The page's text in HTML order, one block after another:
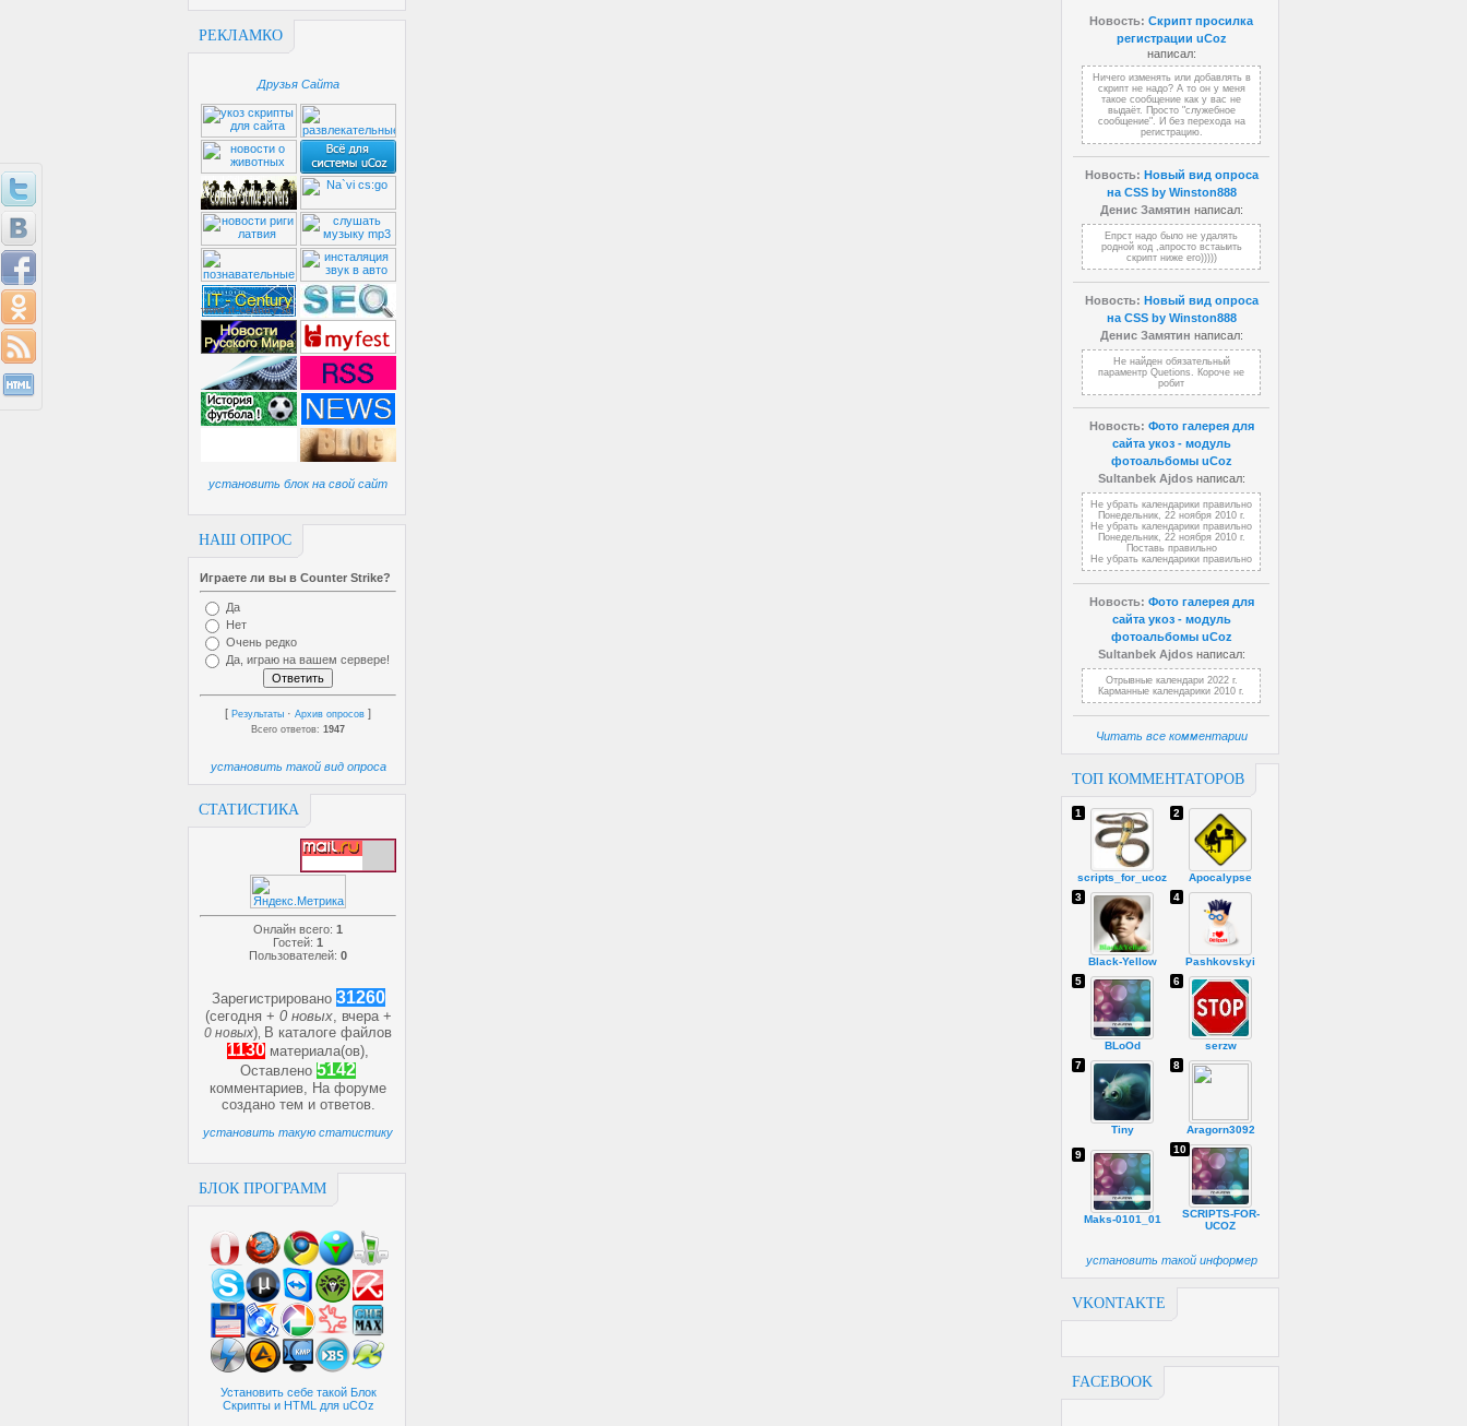
РЕКЛАМКО
Друзья Сайта
установить блок на свой сайт
НАШ ОПРОС
Играете ли вы в Counter Strike?
Да
Нет
Очень редко
Да, играю на вашем сервере!
[ Результаты · Архив опросов ]
Всего ответов: 1947
установить такой вид опроса
СТАТИСТИКА
Онлайн всего: 1
Гостей: 1
Пользователей: 0
Зарегистрировано 31260
(сегодня + 0 новых, вчера +
0 новых) В каталоге файлов
1130 материала(ов),
Оставлено 5142
комментариев, На форуме
создано тем и ответов.
установить такую статистику
БЛОК ПРОГРАММ
Установить себе такой Блок
Скрипты и HTML для uCOz
Новость: Скрипт просилка
регистрации uCoz
написал:
Ничего изменять или добавлять в
скрипт не надо? А то он у меня
такое сообщение как у вас не
выдаёт. Просто "служебное
сообщение". И без перехода на
регистрацию.
Новость: Новый вид опроса
на CSS by Winston888
Денис Замятин написал:
Епрст надо было не удалять
родной код ,апросто встаыить
скрипт ниже его)))))
Новость: Новый вид опроса
на CSS by Winston888
Денис Замятин написал:
Не найден обязательный
параментр Quetions. Короче не
робит
Новость: Фото галерея для
сайта укоз - модуль
фотоальбомы uCoz
Sultanbek Ajdosнаписал:
Не убрать календарики правильно
Понедельник, 22 ноября 2010 г.
Не убрать календарики правильно
Понедельник, 22 ноября 2010 г.
Поставь правильно
Не убрать календарики правильно
Новость: Фото галерея для
сайта укоз - модуль
фотоальбомы uCoz
Sultanbek Ajdosнаписал:
Отрывные календари 2022 г.
Карманные календарики 2010 г.
Читать все комментарии
ТОП КОММЕНТАТОРОВ
scripts_for_ucoz
1
Apocalypse
2
Black-Yellow
3
Pashkovskyi
4
BLoOd
5
serzw
6
Tiny
7
Aragorn3092
8
Maks-0101_01
9
SCRIPTS-FOR-
UCOZ
10
установить такой информер
VKONTAKTE
FACEBOOK